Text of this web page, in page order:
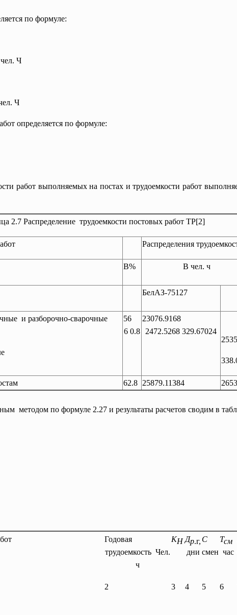
по формуле:
Ч
Ч
определяется по формуле:
работ выполняемых на постах и трудоемкости работ
2.7 Распределение трудоемкости постовых работ ТР[2]
Распределения
В% В чел. ч
БелАЗ-75127
и разборочно-сварочные
56
6 0.8
23076.9168
2472.5268 329.67024
62.8 25879.11384
методом по формуле 2.27 и результаты расчетов сводим в
Годовая
трудоемкость Чел.
ч
КН Др.г,
дни
С
смен
Тсм
час
2 3 4 5 6